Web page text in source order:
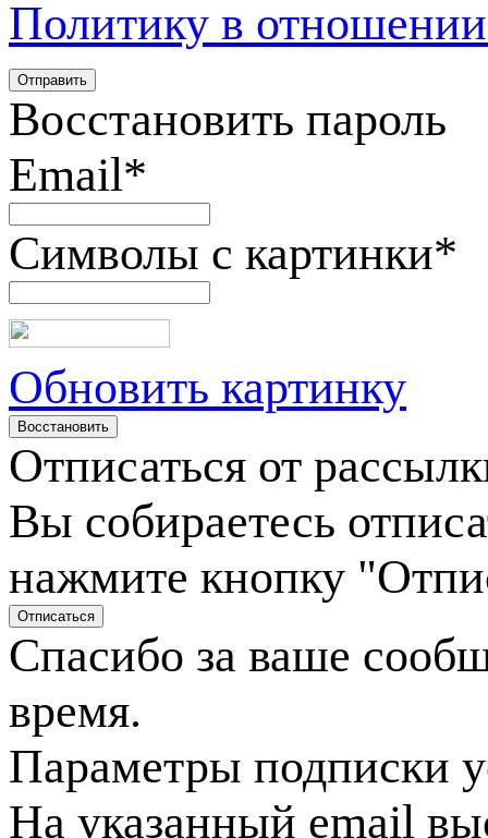
Политику в
Восстановить пароль
Email*
Символы с картинки*
Обновить картинку
Отписаться от
Вы собираетесь
нажмите кнопку
Спасибо за ваше
время.
Параметры подписки
На указанный email